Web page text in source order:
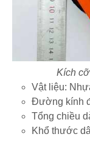
Kích
Vật liệu:
Đường kính
Tổng chiều
Khổ thước